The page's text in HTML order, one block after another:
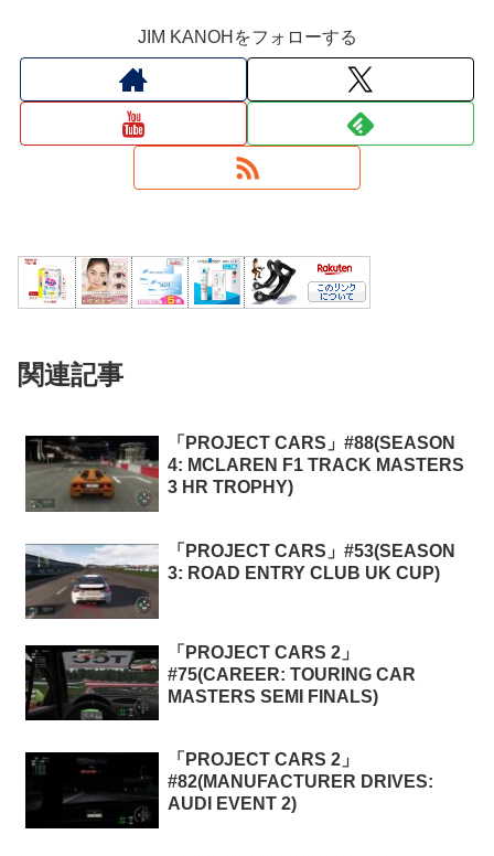
JIM KANOHをフォローする
関連記事
「PROJECT CARS」#88(SEASON
4: MCLAREN F1 TRACK MASTERS
3 HR TROPHY)
「PROJECT CARS」#53(SEASON
3: ROAD ENTRY CLUB UK CUP)
「PROJECT CARS 2」
#75(CAREER: TOURING CAR
MASTERS SEMI FINALS)
「PROJECT CARS 2」
#82(MANUFACTURER DRIVES:
AUDI EVENT 2)